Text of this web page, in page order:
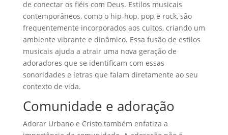
de conectar os fiéis com Deus. Estilos musicais
contemporâneos, como o hip-hop, pop e rock, são
frequentemente incorporados aos cultos, criando um
ambiente vibrante e dinâmico. Essa fusão de estilos
musicais ajuda a atrair uma nova geração de
adoradores que se identificam com essas
sonoridades e letras que falam diretamente ao seu
contexto de vida.
Comunidade e adoração
Adorar Urbano e Cristo também enfatiza a